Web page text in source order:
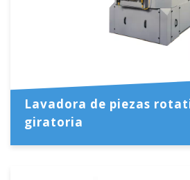
Lavadora de piezas
giratoria